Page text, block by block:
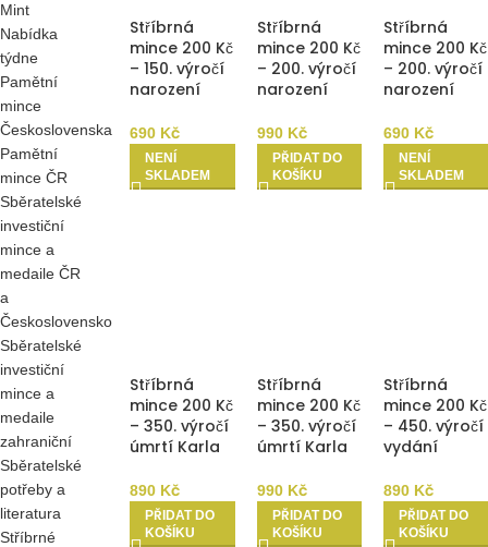
Mint
Nabídka
týdne
Pamětní
mince
Československa
Pamětní
mince ČR
Sběratelské
investiční
mince a
medaile ČR
a
Československo
Sběratelské
investiční
mince a
medaile
zahraniční
Sběratelské
potřeby a
literatura
Stříbrné
Stříbrná
mince 200 Kč
– 150. výročí
narození
2024 Proof
690 Kč
NENÍ
SKLADEM
Stříbrná
mince 200 Kč
– 200. výročí
narození
Smetany
2024 b.k.
990 Kč
PŘIDAT DO
KOŠÍKU
Stříbrná
mince 200 Kč
– 200. výročí
narození
Smetany
2024 Proof
690 Kč
NENÍ
SKLADEM
Stříbrná
mince 200 Kč
– 350. výročí
úmrtí Karla
b.k.
890 Kč
PŘIDAT DO
KOŠÍKU
Stříbrná
mince 200 Kč
– 350. výročí
úmrtí Karla
Proof
990 Kč
PŘIDAT DO
KOŠÍKU
Stříbrná
mince 200 Kč
– 450. výročí
vydání
mapy
Moravy 2024
b.k.
890 Kč
PŘIDAT DO
KOŠÍKU